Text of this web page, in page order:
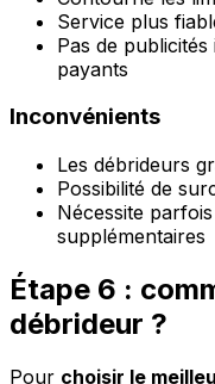
Service plus
Pas de
payants
Inconvénients
Les débrideurs
Possibilité de
Nécessite
supplémentaires
Étape 6 :
débrideur ?
Pour choisir le